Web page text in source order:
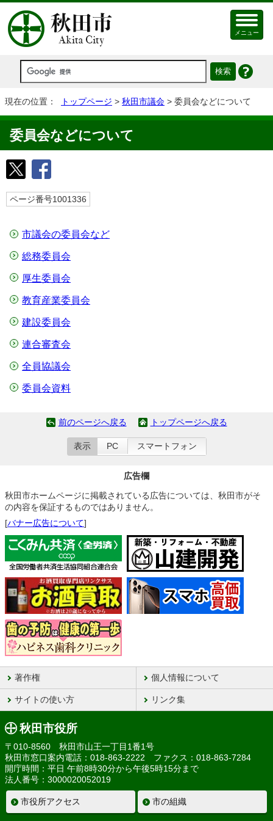
メニュー
現在の位置： トップページ > 秋田市議会 > 委員会などについて
委員会などについて
ページ番号1001336
市議会の委員会など
総務委員会
厚生委員会
教育産業委員会
建設委員会
連合審査会
全員協議会
委員会資料
前のページへ戻る トップページへ戻る
表示 PC スマートフォン
広告欄
秋田市ホームページに掲載されている広告については、秋田市がそ
の内容を保証するものではありません。
[バナー広告について]
著作権 個人情報について
サイトの使い方 リンク集
秋田市役所
〒010-8560 秋田市山王一丁目1番1号
秋田市窓口案内電話：018-863-2222 ファクス：018-863-7284
開庁時間：平日 午前8時30分から午後5時15分まで
法人番号：3000020052019
市役所アクセス 市の組織